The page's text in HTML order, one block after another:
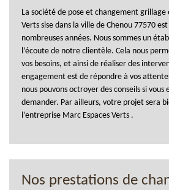
La société de pose et changement
Verts sise dans la ville de Chenou 77570
nombreuses années. Nous sommes un
l’écoute de notre clientèle. Cela nous
vos besoins, et ainsi de réaliser des
engagement est de répondre à vos
nous pouvons octroyer des conseils si vous
demander. Par ailleurs, votre projet sera
l’entreprise Marc Espaces Verts .
Nos prestations de